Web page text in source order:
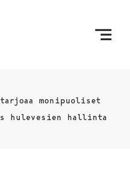
monipuoliset
hulevesien hallinta